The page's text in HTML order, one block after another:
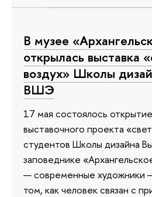
В музее
открылась выставка
воздух» Школы
ВШЭ
17 мая состоялось
выставочного проекта
студентов Школы дизайна
заповеднике
— современные художники
том, как человек связан с